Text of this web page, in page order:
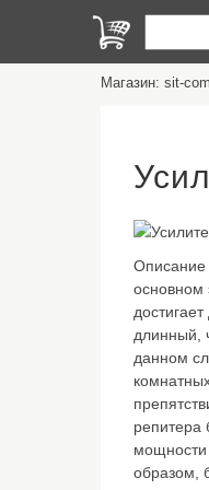
Магазин: sit-
Описание
основном
длинный,
данном
репитера
мощности
образом,